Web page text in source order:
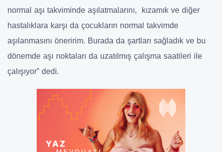
normal aşı takviminde aşılatmalarını, kızamık ve diğer
hastalıklara karşı da çocukların normal takvimde
aşılanmasını öneririm. Burada da şartları sağladık ve bu
dönemde aşı noktaları da uzatılmış çalışma saatileri ile
çalışıyor” dedi.